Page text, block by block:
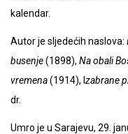
kalendar.
Autor je sljedećih naslova:
busenje(1898), Na obali
vremena(1914), I zabrane
dr.
Umro je u Sarajevu, 29.